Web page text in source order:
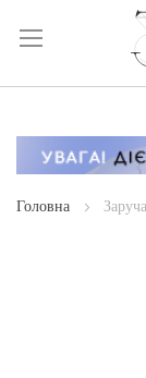
Skip
Content
Головна